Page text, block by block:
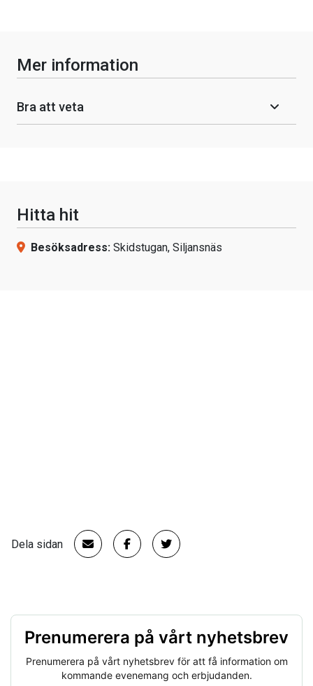
Mer information
Bra att veta
Hitta hit
Besöksadress: Skidstugan, Siljansnäs
Dela sidan
Prenumerera på vårt nyhetsbrev
Prenumerera på vårt nyhetsbrev för att få information om
kommande evenemang och erbjudanden.